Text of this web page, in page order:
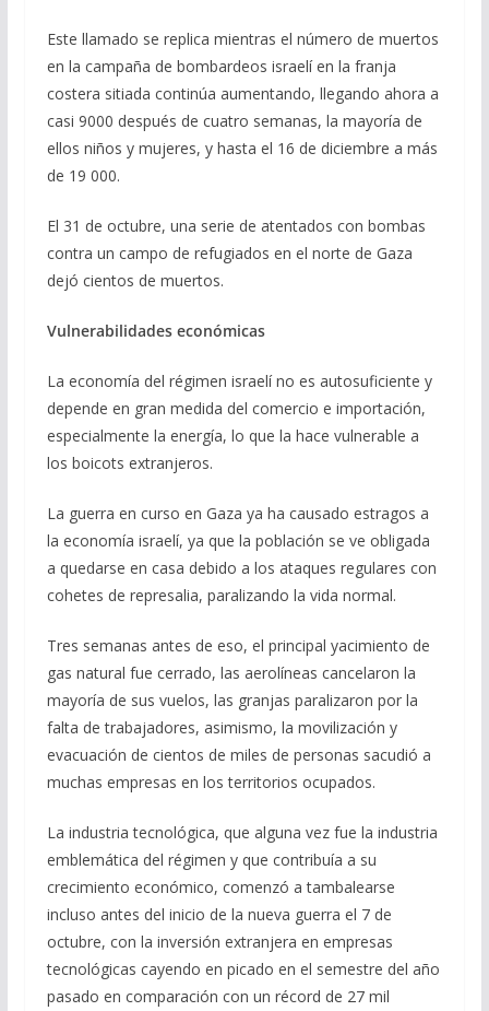
Este llamado se replica mientras el número de muertos
en la campaña de bombardeos israelí en la franja
costera sitiada continúa aumentando, llegando ahora a
casi 9000 después de cuatro semanas, la mayoría de
ellos niños y mujeres, y hasta el 16 de diciembre a más
de 19 000.
El 31 de octubre, una serie de atentados con bombas
contra un campo de refugiados en el norte de Gaza
dejó cientos de muertos.
Vulnerabilidades económicas
La economía del régimen israelí no es autosuficiente y
depende en gran medida del comercio e importación,
especialmente la energía, lo que la hace vulnerable a
los boicots extranjeros.
La guerra en curso en Gaza ya ha causado estragos a
la economía israelí, ya que la población se ve obligada
a quedarse en casa debido a los ataques regulares con
cohetes de represalia, paralizando la vida normal.
Tres semanas antes de eso, el principal yacimiento de
gas natural fue cerrado, las aerolíneas cancelaron la
mayoría de sus vuelos, las granjas paralizaron por la
falta de trabajadores, asimismo, la movilización y
evacuación de cientos de miles de personas sacudió a
muchas empresas en los territorios ocupados.
La industria tecnológica, que alguna vez fue la industria
emblemática del régimen y que contribuía a su
crecimiento económico, comenzó a tambalearse
incluso antes del inicio de la nueva guerra el 7 de
octubre, con la inversión extranjera en empresas
tecnológicas cayendo en picado en el semestre del año
pasado en comparación con un récord de 27 mil